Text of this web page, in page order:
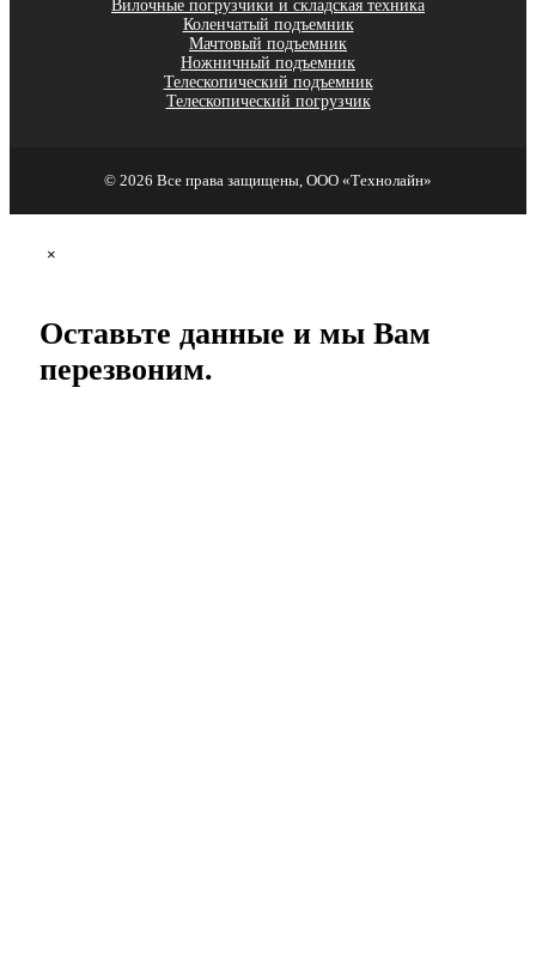
Вилочные погрузчики и складская техника
Коленчатый подъемник
Мачтовый подъемник
Ножничный подъемник
Телескопический подъемник
Телескопический погрузчик
© 2026 Все права защищены, ООО «Технолайн»
×
Оставьте данные и мы Вам
перезвоним.